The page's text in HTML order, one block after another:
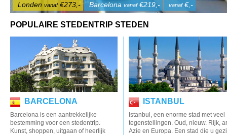
Londen vanaf€273,- Barcelona vanaf€219,- vanaf€,-
POPULAIRE STEDENTRIP STEDEN
BARCELONA
Barcelona is een aantrekkelijke
bestemming voor een stedentrip.
Kunst, shoppen, uitgaan of heerlijk
ISTANBUL
Istanbul, een enorme stad met veel
tegenstellingen. Oud, nieuw. Rijk,
Azie en Europa. Een stad die u